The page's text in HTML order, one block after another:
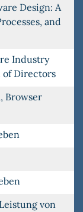
Design: A
and
Industry
of Directors
Browser
von